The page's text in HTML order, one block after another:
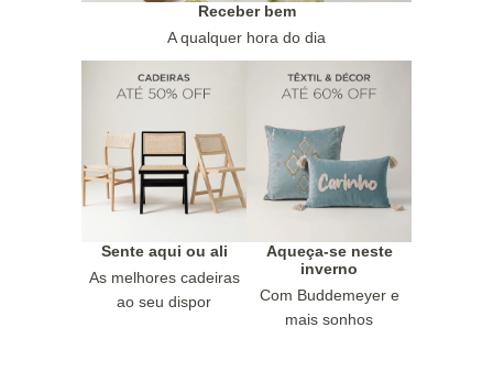
Receber bem
A qualquer hora do dia
Sente aqui ou ali
As melhores cadeiras
ao seu dispor
Aqueça-se neste
inverno
Com Buddemeyer e
mais sonhos